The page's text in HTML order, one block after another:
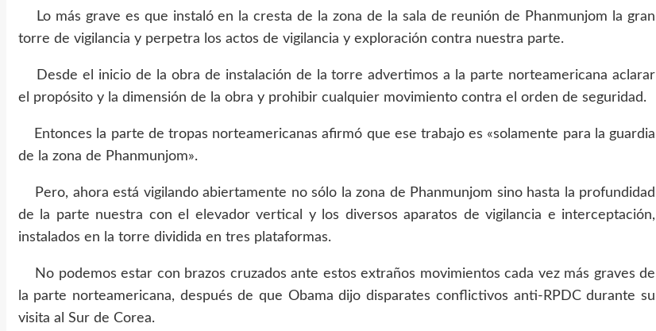
Lo más grave es que instaló en la cresta de la zona de la sala de reunión de Phanmunjom la gran
torre de vigilancia y perpetra los actos de vigilancia y exploración contra nuestra parte.
Desde el inicio de la obra de instalación de la torre advertimos a la parte norteamericana aclarar
el propósito y la dimensión de la obra y prohibir cualquier movimiento contra el orden de seguridad.
Entonces la parte de tropas norteamericanas afirmó que ese trabajo es «solamente para la guardia
de la zona de Phanmunjom».
Pero, ahora está vigilando abiertamente no sólo la zona de Phanmunjom sino hasta la profundidad
de la parte nuestra con el elevador vertical y los diversos aparatos de vigilancia e interceptación,
instalados en la torre dividida en tres plataformas.
No podemos estar con brazos cruzados ante estos extraños movimientos cada vez más graves de
la parte norteamericana, después de que Obama dijo disparates conflictivos anti-RPDC durante su
visita al Sur de Corea.